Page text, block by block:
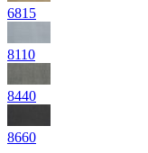
6815
8110
8440
8660